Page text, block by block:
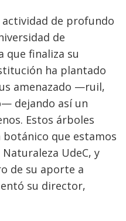
actividad de profundo
de
que finaliza su
ha plantado
amenazado —ruil,
dejando así un
Estos árboles
que estamos
UdeC, y
de su aporte a
su director,